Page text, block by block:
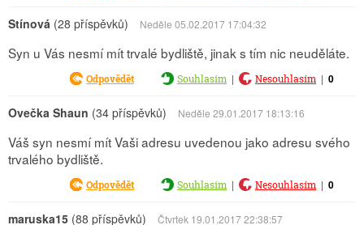
Stínová (28 příspěvků) Neděle 05.02.2017 17:04:32
Syn u Vás nesmí mít trvalé bydliště, jinak s tím nic neuděláte.
Odpovědět Souhlasím | Nesouhlasím | 0
Ovečka Shaun (34 příspěvků) Neděle 29.01.2017 18:13:16
Váš syn nesmí mít Vaši adresu uvedenou jako adresu svého
trvalého bydliště.
Odpovědět Souhlasím | Nesouhlasím | 0
maruska15 (88 příspěvků) Čtvrtek 19.01.2017 22:38:57